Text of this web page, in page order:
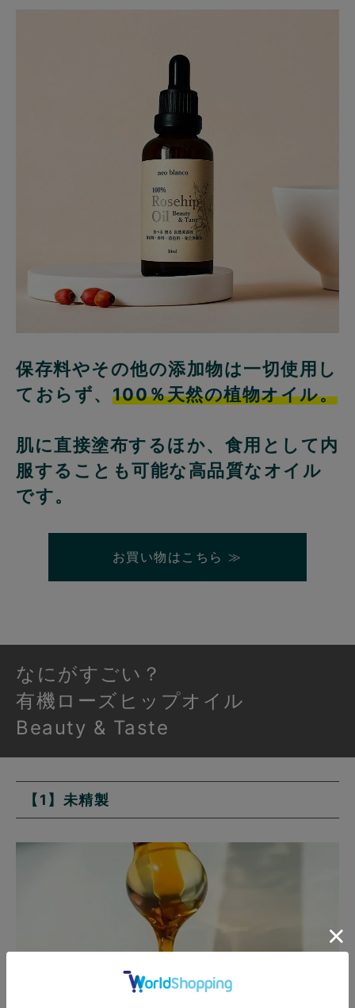
保存料やその他の添加物は一切使用し
ておらず、 100％天然の植物オイル。
肌に直接塗布するほか、食用として内
服することも可能な高品質なオイル
です。
お買い物はこちら ≫
なにがすごい？
有機ローズヒップオイル
Beauty & Taste
【1】未精製